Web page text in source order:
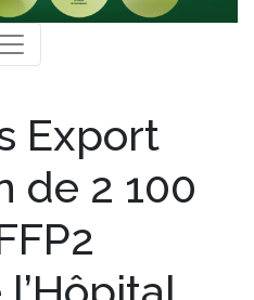
Export
de 2 100